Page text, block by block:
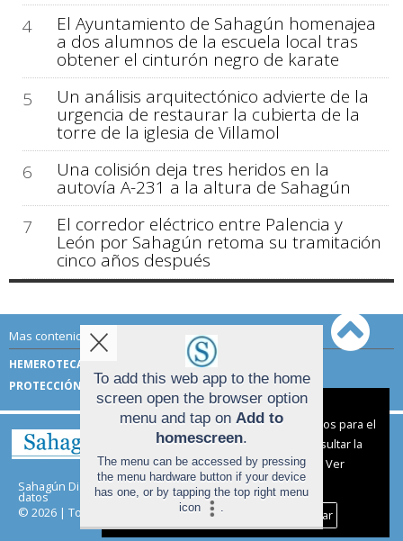
4
El Ayuntamiento de Sahagún homenajea
a dos alumnos de la escuela local tras
obtener el cinturón negro de karate
5
Un análisis arquitectónico advierte de la
urgencia de restaurar la cubierta de la
torre de la iglesia de Villamol
6
Una colisión deja tres heridos en la
autovía A-231 a la altura de Sahagún
7
El corredor eléctrico entre Palencia y
León por Sahagún retoma su tramitación
cinco años después
Mas contenido de Sahagún Digital:
HEMEROTECA
TÉRMINOS DE USO
PROTECCIÓN DE DATOS
Sahagún Digital | Términos de uso|Protección de
datos
© 2026 | Todos los derechos reservados
To add this web app to the home
screen open the browser option
menu and tap on Add to
homescreen.
The menu can be accessed by pressing
the menu hardware button if your device
has one, or by tapping the top right menu
icon
.
Aviso sobre el Uso de cookies:
Utilizamos cookies nuestras y de terceros para el
funcionamiento del digital. Puedes consultar la
lista de cookies y como desconectarlas.
Ver
nuestra Política de Privacidad y Cookies
Aceptar Cookies
Personalizar